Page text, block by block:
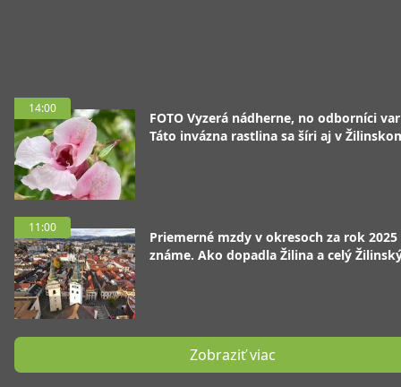
14:00
FOTO Vyzerá nádherne, no odborníci
Táto invázna rastlina sa šíri aj v
11:00
Priemerné mzdy v okresoch za rok 2025
známe. Ako dopadla Žilina a celý
Zobraziť viac